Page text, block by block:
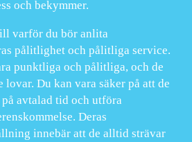
och bekymmer.
varför du bör anlita
pålitlighet och pålitliga service.
punktliga och pålitliga, och de
Du kan vara säker på att de
avtalad tid och utföra
Deras
innebär att de alltid strävar